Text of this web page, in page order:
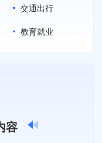
交通出行
教育就业
容